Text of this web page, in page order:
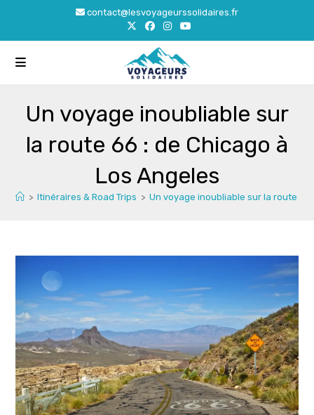
content
contact@lesvoyageurssolidaires.fr
Un voyage inoubliable sur
la route 66 : de Chicago à
Los Angeles
> Itinéraires & Road Trips > Un voyage inoubliable sur la route 66